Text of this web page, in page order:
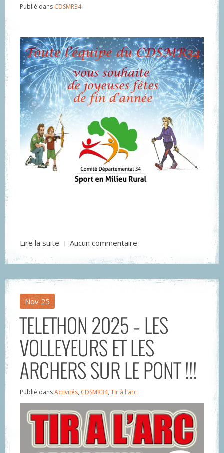
Publié dans CDSMR34
Lire la suite Aucun commentaire
Nov 25
TELETHON 2025 – LES
VOLLEYEURS ET LES
ARCHERS SUR LE PONT !!!
Publié dansActivités, CDSMR34, Tir à l'arc